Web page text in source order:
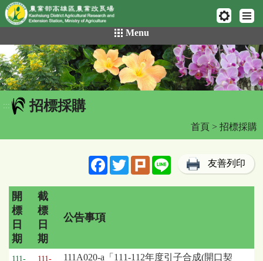
網頁置頂
到
主
要
內
容
區
Menu
::: 招標採購
首頁 > 招標採購
FacebookTwitterPlurk Line 友善列印
招
開
標
日
期
截
標
日
期
公告事項
111-
111-
111A020-a「111-112年度引子合成(開口契